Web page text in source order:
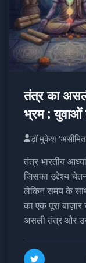
तंत्र का
भ्रम : युवाओं
डॉ मुकेश
तंत्र भारतीय
जिसका उद्देश्य
लेकिन समय के
का एक पूरा
असली तंत्र और